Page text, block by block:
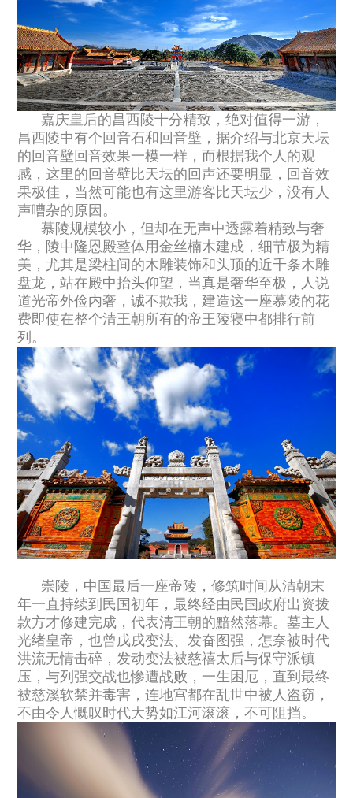
嘉庆皇后的昌西陵十分精致，绝对值得一游，
昌西陵中有个回音石和回音壁，据介绍与北京天坛
的回音壁回音效果一模一样，而根据我个人的观
感，这里的回音壁比天坛的回声还要明显，回音效
果极佳，当然可能也有这里游客比天坛少，没有人
声嘈杂的原因。
慕陵规模较小，但却在无声中透露着精致与奢
华，陵中隆恩殿整体用金丝楠木建成，细节极为精
美，尤其是梁柱间的木雕装饰和头顶的近千条木雕
盘龙，站在殿中抬头仰望，当真是奢华至极，人说
道光帝外俭内奢，诚不欺我，建造这一座慕陵的花
费即使在整个清王朝所有的帝王陵寝中都排行前
列。
崇陵，中国最后一座帝陵，修筑时间从清朝末
年一直持续到民国初年，最终经由民国政府出资拨
款方才修建完成，代表清王朝的黯然落幕。墓主人
光绪皇帝，也曾戊戌变法、发奋图强，怎奈被时代
洪流无情击碎，发动变法被慈禧太后与保守派镇
压，与列强交战也惨遭战败，一生困厄，直到最终
被慈溪软禁并毒害，连地宫都在乱世中被人盗窃，
不由令人慨叹时代大势如江河滚滚，不可阻挡。